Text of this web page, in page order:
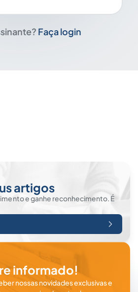
Faça login
artigos
e ganhe reconhecimento. É
informado!
nossas novidades exclusivas e